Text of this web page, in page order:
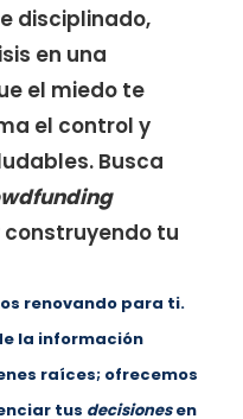
disciplinado,
en una
el miedo te
el control y
Busca
tu
renovando para ti.
la información
raíces; ofrecemos
tus decisionesen